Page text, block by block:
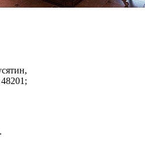
48201;